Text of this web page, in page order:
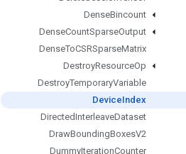
DenseBincount
DenseCountSparseOutput
DenseToCSRSparseMatrix
DestroyResourceOp
DestroyTemporaryVariable
DeviceIndex
DirectedInterleaveDataset
DrawBoundingBoxesV2
DummyIterationCounter